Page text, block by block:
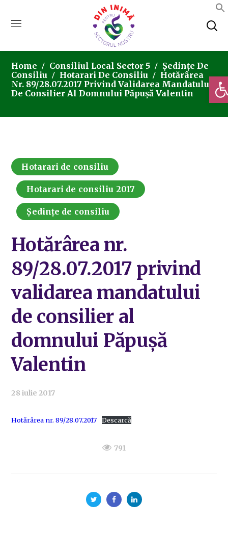
Home Consiliul Local Sector 5
Ședințe De
Consiliu
Hotarari De Consiliu
Hotărârea
Nr. 89/28.07.2017 Privind Validarea Mandatului
De Consilier Al Domnului Păpușă Valentin
Hotarari de consiliu
Hotarari de consiliu 2017
Ședințe de consiliu
Hotărârea nr.
89/28.07.2017 privind
validarea mandatului
de consilier al
domnului Păpușă
Valentin
28 iulie 2017
Hotărârea nr. 89/28.07.2017 Descarcă
791